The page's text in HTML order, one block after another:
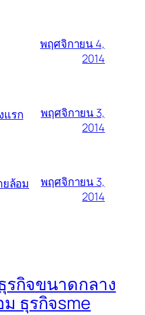
พฤศจิกายน 4,
2014
แรก
พฤศจิกายน 3,
2014
ยล้อม
พฤศจิกายน 3,
2014
รกิจขนาดกลาง
ธุรกิจsme